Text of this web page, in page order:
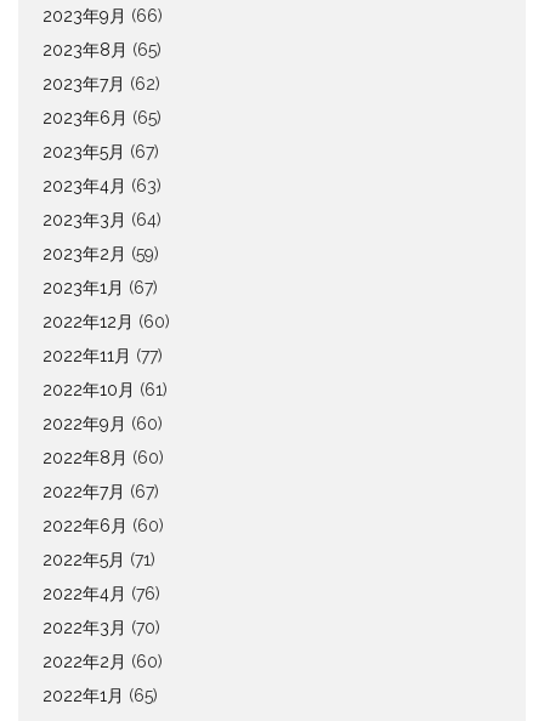
2023年9月 (66)
2023年8月 (65)
2023年7月 (62)
2023年6月 (65)
2023年5月 (67)
2023年4月 (63)
2023年3月 (64)
2023年2月 (59)
2023年1月 (67)
2022年12月 (60)
2022年11月 (77)
2022年10月 (61)
2022年9月 (60)
2022年8月 (60)
2022年7月 (67)
2022年6月 (60)
2022年5月 (71)
2022年4月 (76)
2022年3月 (70)
2022年2月 (60)
2022年1月 (65)